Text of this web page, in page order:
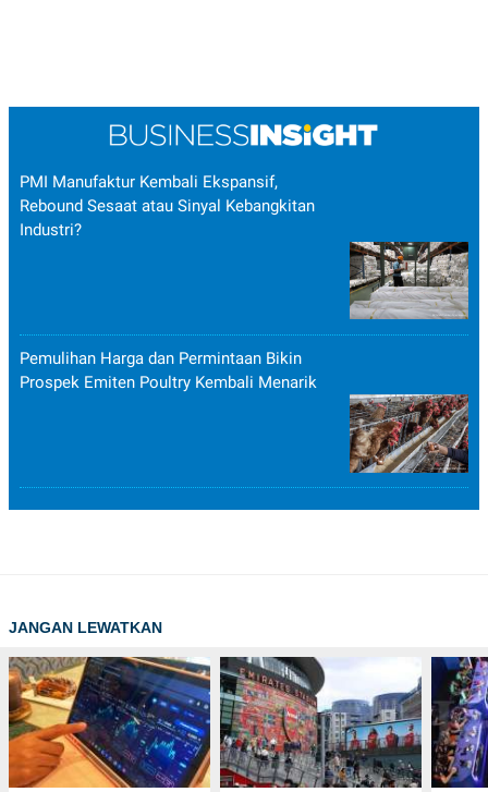
PMI Manufaktur Kembali Ekspansif,
Rebound Sesaat atau Sinyal Kebangkitan
Industri?
Pemulihan Harga dan Permintaan Bikin
Prospek Emiten Poultry Kembali Menarik
JANGAN LEWATKAN